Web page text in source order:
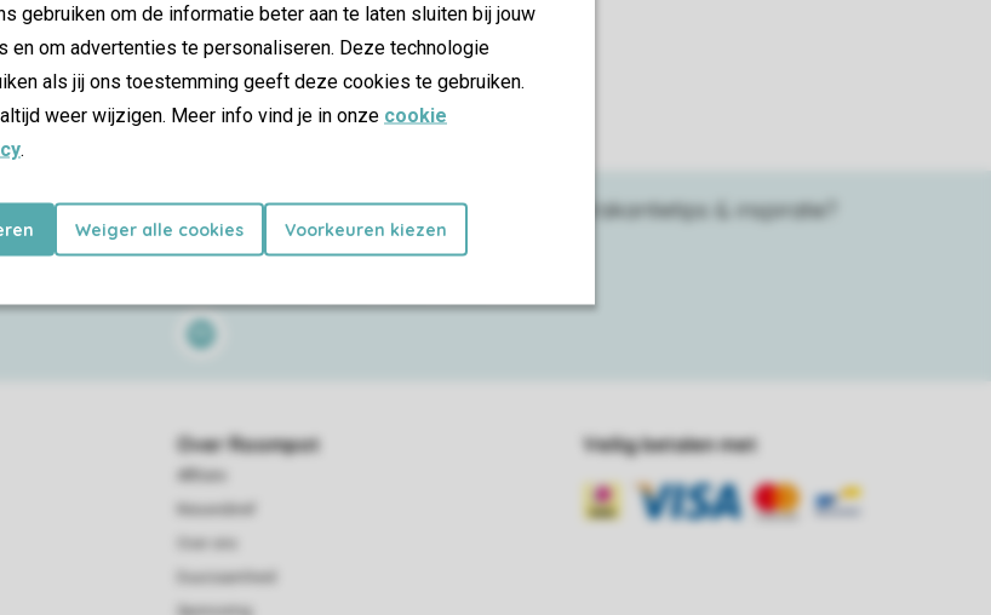
gebruiken om de informatie beter aan te laten sluiten bij jouw
en om advertenties te personaliseren. Deze technologie
als jij ons toestemming geeft deze cookies te gebruiken.
weer wijzigen. Meer info vind je in onze cookie
.
Weiger alle cookies Voorkeuren kiezen
Follow Us
FacebookInstagram
TiktokYoutubePinterest
Spotify
Vakantietips & inspiratie?
Over Roompot Veilig betalen met